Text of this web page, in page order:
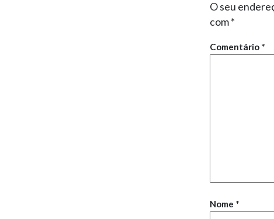
O seu
com*
Comentário *
Nome *